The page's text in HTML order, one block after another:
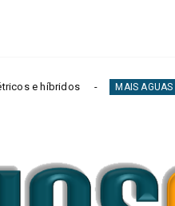
MAIS AGUAS CLARAS Agir lança